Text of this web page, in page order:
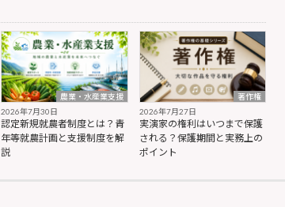
農業・水産業支援
2026年7月30日
認定新規就農者制度とは？青
年等就農計画と支援制度を解
説
著作権
2026年7月27日
実演家の権利はいつまで保護
される？保護期間と実務上の
ポイント